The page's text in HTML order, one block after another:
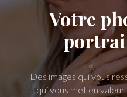
Votre
Des images qui vous
qui vous met en